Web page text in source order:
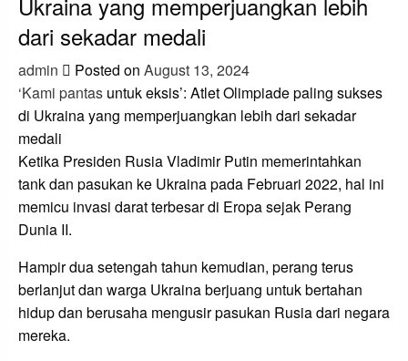
dari sekadar medali
admin Posted on August 13, 2024
‘Kami pantas untuk eksis’: Atlet Olimpiade paling sukses
di Ukraina yang memperjuangkan lebih dari sekadar
medali
Ketika Presiden Rusia Vladimir Putin memerintahkan
tank dan pasukan ke Ukraina pada Februari 2022, hal ini
memicu invasi darat terbesar di Eropa sejak Perang
Dunia II.
Hampir dua setengah tahun kemudian, perang terus
berlanjut dan warga Ukraina berjuang untuk bertahan
hidup dan berusaha mengusir pasukan Rusia dari negara
mereka.